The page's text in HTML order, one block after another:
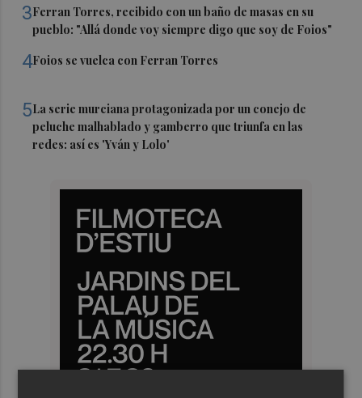
3Ferran Torres, recibido con un baño de masas en su
pueblo: "Allá donde voy siempre digo que soy de Foios"
4Foios se vuelca con Ferran Torres
5La serie murciana protagonizada por un conejo de
peluche malhablado y gamberro que triunfa en las
redes: así es 'Yván y Lolo'